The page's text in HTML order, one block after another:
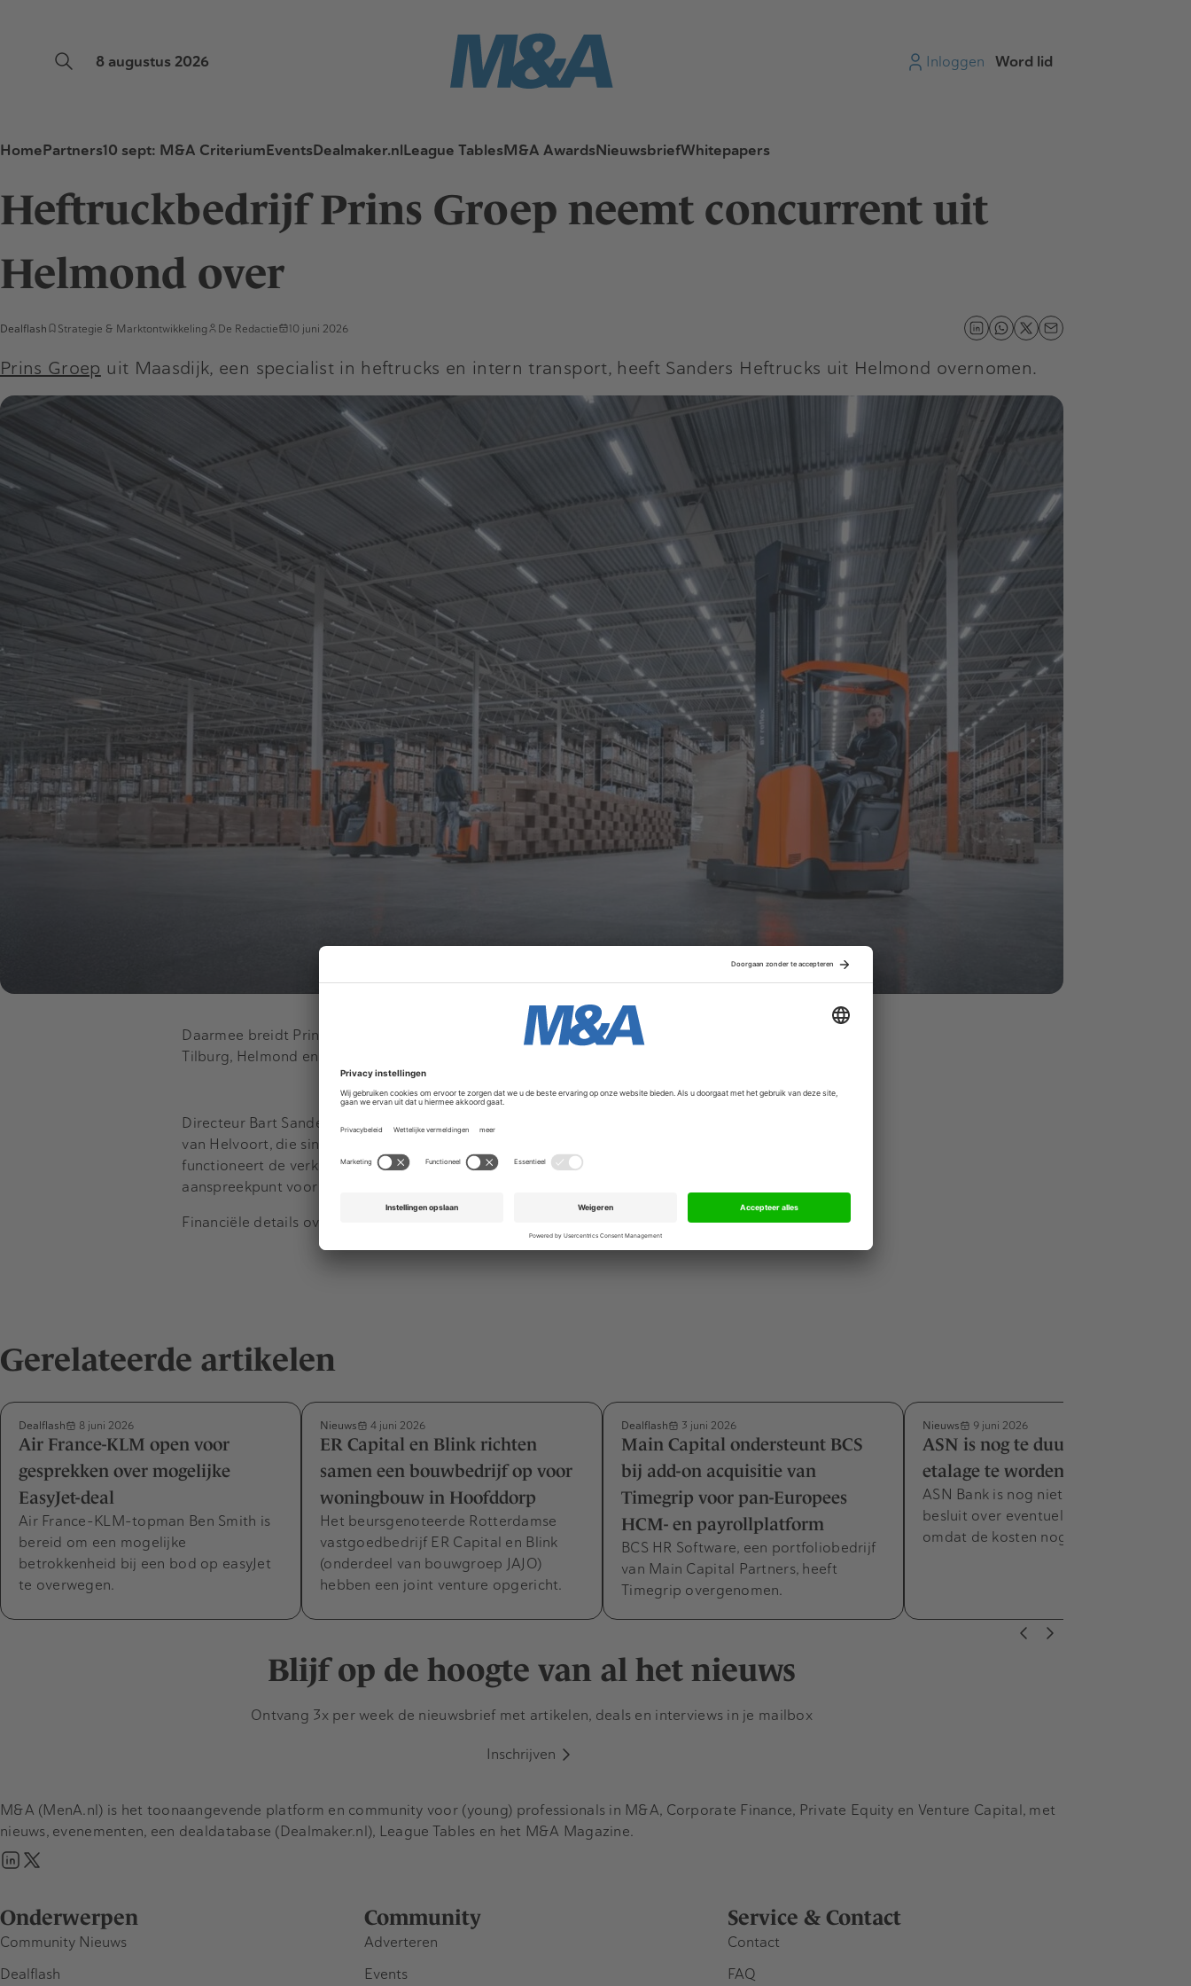
8 augustus 2026 Inloggen Word lid
HomePartners10 sept: M&A CriteriumEventsDealmaker.nlLeague TablesM&A AwardsNieuwsbriefWhitepapers
Heftruckbedrijf Prins Groep neemt concurrent uit
Helmond over
Dealflash Strategie & Marktontwikkeling De Redactie 10 juni 2026
Prins Groep uit Maasdijk, een specialist in heftrucks en intern transport, heeft Sanders Heftrucks uit Helmond overnomen.
Daarmee breidt Prins uit tot vier vestigingen. Naast Maasdijk heeft het bedrijf ook vestigingen in
Tilburg, Helmond en het Verenigd Koninkrijk.
Advertentie
Directeur Bart Sanders van Sanders Heftrucks draagt na 22 jaar de dagelijkse leiding over aan Judith
van Helvoort, die sinds 2019 als Manager Operations aan de organisatie verbonden is. Commercieel
functioneert de verkoopafdeling onder leiding van Sales Manager Bas van den Heuvel als het centrale
aanspreekpunt voor de markt. Bart Sanders blijft de komende periode als adviseur betrokken.
Financiële details over de deal zijn niet bekendgemaakt.
Gerelateerde artikelen
Dealflash 8 juni 2026
Air France-KLM open voor
gesprekken over mogelijke
EasyJet-deal
Air France-KLM-topman Ben Smith is
bereid om een mogelijke
betrokkenheid bij een bod op easyJet
te overwegen.
Nieuws 4 juni 2026
ER Capital en Blink richten
samen een bouwbedrijf op voor
woningbouw in Hoofddorp
Het beursgenoteerde Rotterdamse
vastgoedbedrijf ER Capital en Blink
(onderdeel van bouwgroep JAJO)
hebben een joint venture opgericht.
Dealflash 3 juni 2026
Main Capital ondersteunt BCS
bij add-on acquisitie van
Timegrip voor pan-Europees
HCM- en payrollplatform
BCS HR Software, een portfoliobedrijf
van Main Capital Partners, heeft
Timegrip overgenomen.
Nieuws 9 juni 2026
ASN is nog te duur om in de
etalage te worden gezet
ASN Bank is nog niet klaar voor een
besluit over eventuele privatisering,
omdat de kosten nog te hoog zijn.
Blijf op de hoogte van al het nieuws
Ontvang 3x per week de nieuwsbrief met artikelen, deals en interviews in je mailbox
Inschrijven
Onderwerpen
Community Nieuws
Dealflash
Community
Adverteren
Events
Service & Contact
Contact
FAQ
M&A (MenA.nl) is het toonaangevende platform en community voor (young) professionals in M&A, Corporate Finance, Private Equity en Venture Capital, met
nieuws, evenementen, een dealdatabase (Dealmaker.nl), League Tables en het M&A Magazine.